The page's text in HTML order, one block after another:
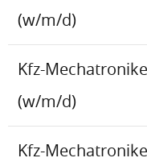
(w/m/d)
Kfz-
(w/m/d)
Kfz-